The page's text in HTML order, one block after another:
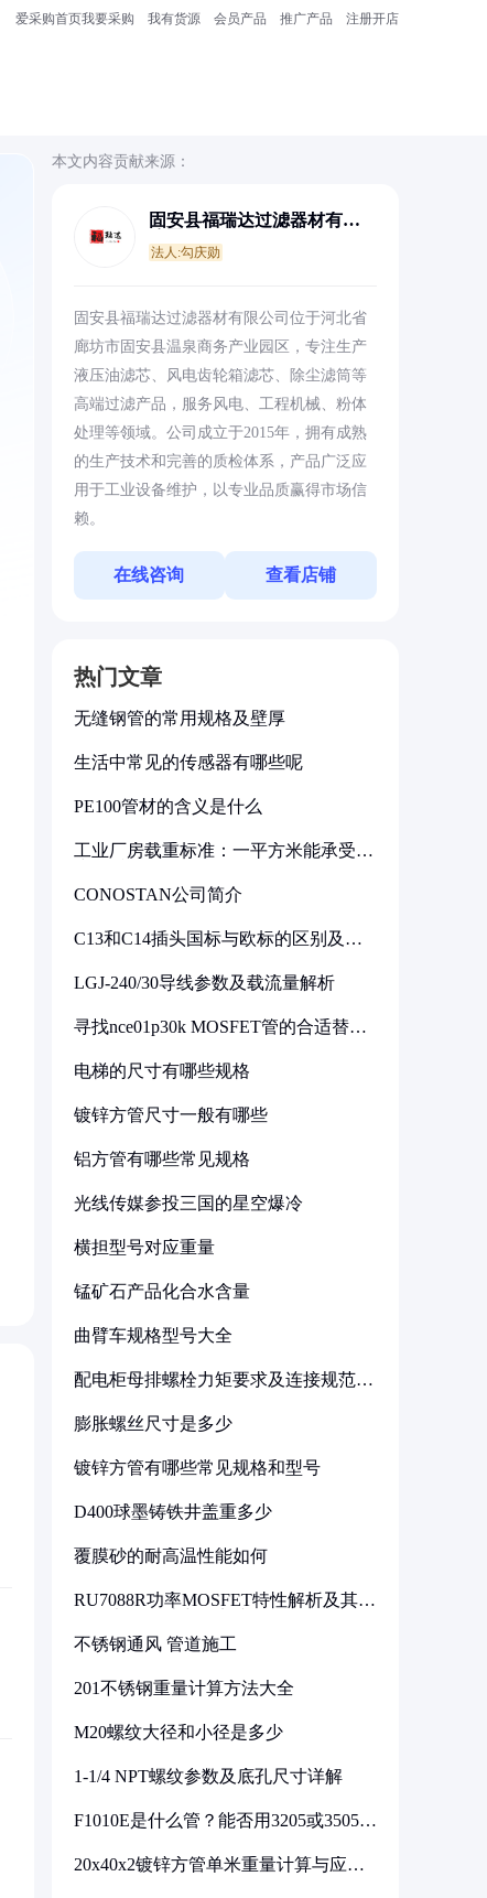
爱采购首页我要采购 我有货源 会员产品 推广产品 注册开店
本文内容贡献来源：
固安县福瑞达过滤器材有限
法人:勾庆勋
固安县福瑞达过滤器材有限公司位于河北省
廊坊市固安县温泉商务产业园区，专注生产
液压油滤芯、风电齿轮箱滤芯、除尘滤筒等
高端过滤产品，服务风电、工程机械、粉体
处理等领域。公司成立于2015年，拥有成熟
的生产技术和完善的质检体系，产品广泛应
用于工业设备维护，以专业品质赢得市场信
赖。
在线咨询 查看店铺
热门文章
无缝钢管的常用规格及壁厚
生活中常见的传感器有哪些呢
PE100管材的含义是什么
工业厂房载重标准：一平方米能承受多
CONOSTAN公司简介
C13和C14插头国标与欧标的区别及其
LGJ-240/30导线参数及载流量解析
寻找nce01p30k MOSFET管的合适替代
电梯的尺寸有哪些规格
镀锌方管尺寸一般有哪些
铝方管有哪些常见规格
光线传媒参投三国的星空爆冷
横担型号对应重量
锰矿石产品化合水含量
曲臂车规格型号大全
配电柜母排螺栓力矩要求及连接规范详
膨胀螺丝尺寸是多少
镀锌方管有哪些常见规格和型号
D400球墨铸铁井盖重多少
覆膜砂的耐高温性能如何
RU7088R功率MOSFET特性解析及其在
不锈钢通风 管道施工
201不锈钢重量计算方法大全
M20螺纹大径和小径是多少
1-1/4 NPT螺纹参数及底孔尺寸详解
F1010E是什么管？能否用3205或3505代
20x40x2镀锌方管单米重量计算与应用